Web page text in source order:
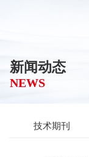
新闻动态
NEWS
技术期刊